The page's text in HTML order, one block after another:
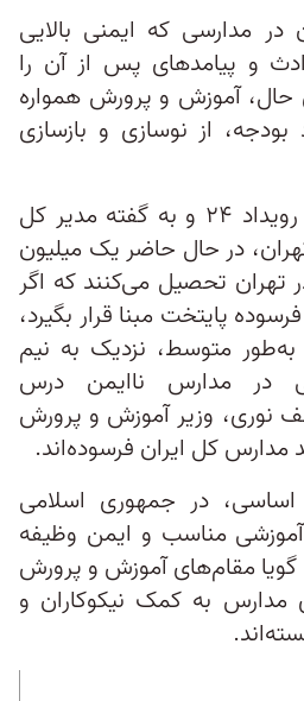
در مدارسی که ایمنی بالایی
و پیامدهای پس از آن را
حال، آموزش‌ و پرورش همواره
بودجه، از نوسازی و بازسازی
به گزارش پایگاه خبری رویداد ۲۴ و به گفته مدیر کل
در حال حاضر یک میلیون
در تهران تحصیل می‌کنند که اگر
فرسوده پایتخت مبنا قرار بگیرد،
متوسط، نزدیک به نیم
در مدارس ناایمن درس
نوری، وزیر آموزش‌ و پرورش
۳۰ قانون اساسی، در جمهوری اسلامی
آموزشی مناسب و ایمن وظیفه
مقام‌های آموزش‌ و پرورش
مدارس به کمک نیکوکاران و